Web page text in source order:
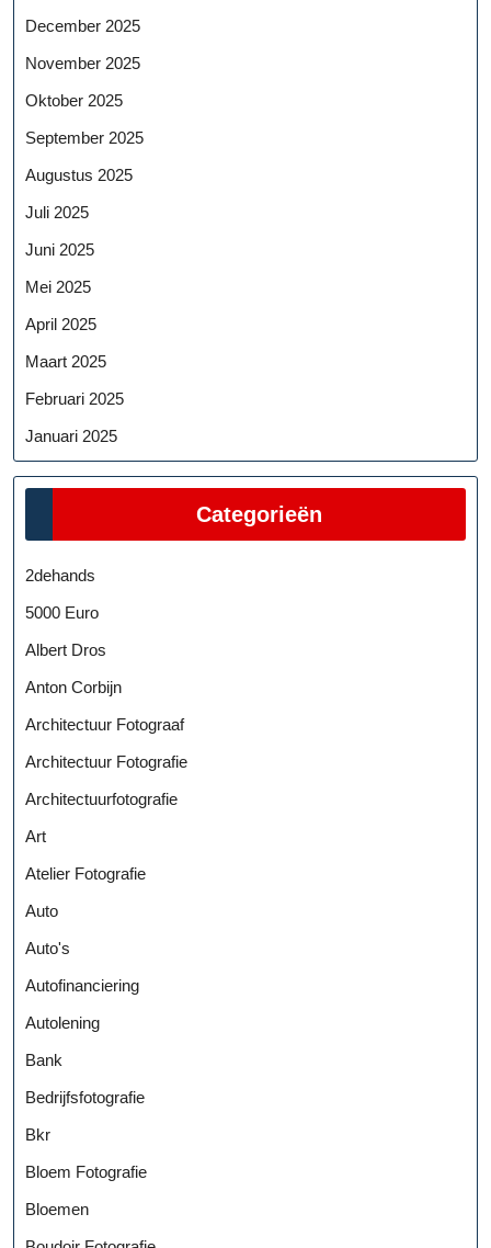
December 2025
November 2025
Oktober 2025
September 2025
Augustus 2025
Juli 2025
Juni 2025
Mei 2025
April 2025
Maart 2025
Februari 2025
Januari 2025
Categorieën
2dehands
5000 Euro
Albert Dros
Anton Corbijn
Architectuur Fotograaf
Architectuur Fotografie
Architectuurfotografie
Art
Atelier Fotografie
Auto
Auto's
Autofinanciering
Autolening
Bank
Bedrijfsfotografie
Bkr
Bloem Fotografie
Bloemen